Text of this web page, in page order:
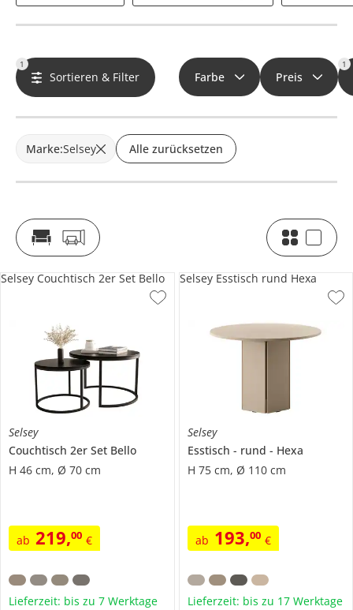
1
Sortieren & Filter Farbe Preis
1
Marke:Selsey Alle zurücksetzen
Selsey
Couchtisch 2er Set Bello
H 46 cm, Ø 70 cm
ab 219,00 €
Selsey Couchtisch 2er Set Bello
Lieferzeit: bis zu 7 Werktage
Selsey
Esstisch
rund
Hexa
H 75 cm, Ø 110 cm
ab 193,00 €
Selsey Esstisch rund Hexa
Lieferzeit: bis zu 17 Werktage